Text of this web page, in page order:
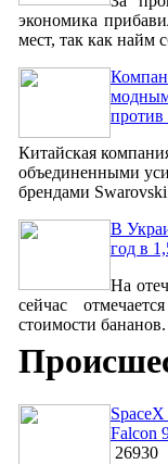
экономика
мест, так как найм
против
Китайская
объединенными
брендами
В
год в
На
сейчас
стоимости
Falcon
26930